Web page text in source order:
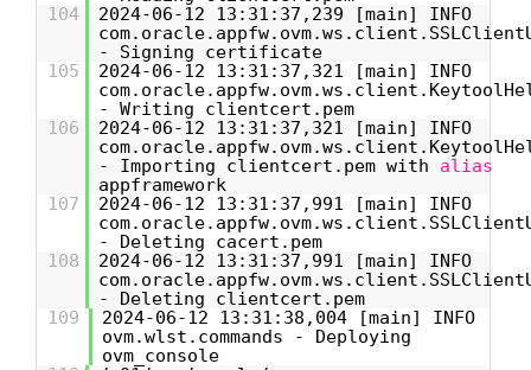
104
2024-06-12 13:31:37,239 [main] INFO
- Signing certificate
105
2024-06-12 13:31:37,321 [main] INFO
- Writing clientcert.pem
106
2024-06-12 13:31:37,321 [main] INFO
- Importing clientcert.pem with alias
appframework
107
2024-06-12 13:31:37,991 [main] INFO
- Deleting cacert.pem
108
2024-06-12 13:31:37,991 [main] INFO
- Deleting clientcert.pem
109
2024-06-12 13:31:38,004 [main] INFO
ovm.wlst.commands - Deploying
ovm_console